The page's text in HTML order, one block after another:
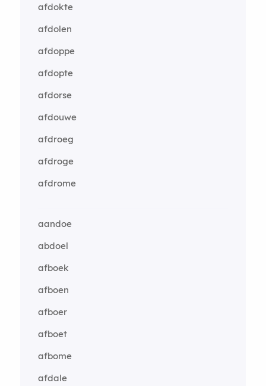
afdokte
afdolen
afdoppe
afdopte
afdorse
afdouwe
afdroeg
afdroge
afdrome
aandoe
abdoel
afboek
afboen
afboer
afboet
afbome
afdale